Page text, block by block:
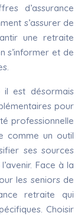
d’assurance
s’assurer de
une retraite
s’informer et de
est désormais
pour
professionnelle
comme un outil
ses sources
Face à la
les seniors de
retraite qui
Choisir